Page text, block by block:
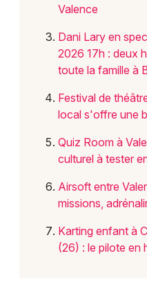
Mon email
Je
Valence
Dani Lary en
2026 17h : deux
toute la famille à
Festival de
local s'offre une
Quiz Room à
culturel à tester
Airsoft entre
missions,
Karting enfant à
(26) : le pilote en